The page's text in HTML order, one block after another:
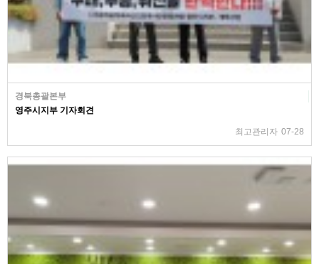
경북총괄본부
영주시지부 기자회견
최고관리자 07-28